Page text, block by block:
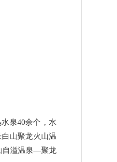
泉40余个，水
山聚龙火山温
自溢温泉—聚龙